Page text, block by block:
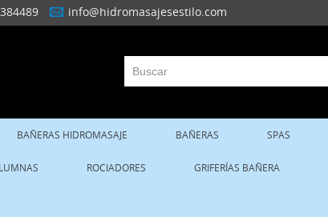
info@hidromasajesestilo.com
BAÑERAS HIDROMASAJE BAÑERAS SPAS
ROCIADORES GRIFERÍAS BAÑERA